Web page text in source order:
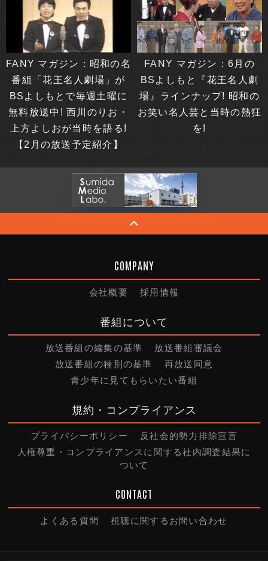
FANY マガジン：昭和の名
番組「花王名人劇場」が
BSよしもとで毎週土曜に
無料放送中! 西川のりお・
上方よしおが当時を語る!
【2月の放送予定紹介】
FANY マガジン：6月の
BSよしもと『花王名人劇
場』ラインナップ! 昭和の
お笑い名人芸と当時の熱狂
を!
COMPANY
会社概要 採用情報
番組について
放送番組の編集の基準
放送番組審議会
放送番組の種別の基準
再放送同意
青少年に見てもらいたい番組
規約・コンプライアンス
プライバシーポリシー
反社会的勢力排除宣言
人権尊重・コンプライアンスに関する社内調査結果に
ついて
CONTACT
よくある質問 視聴に関するお問い合わせ